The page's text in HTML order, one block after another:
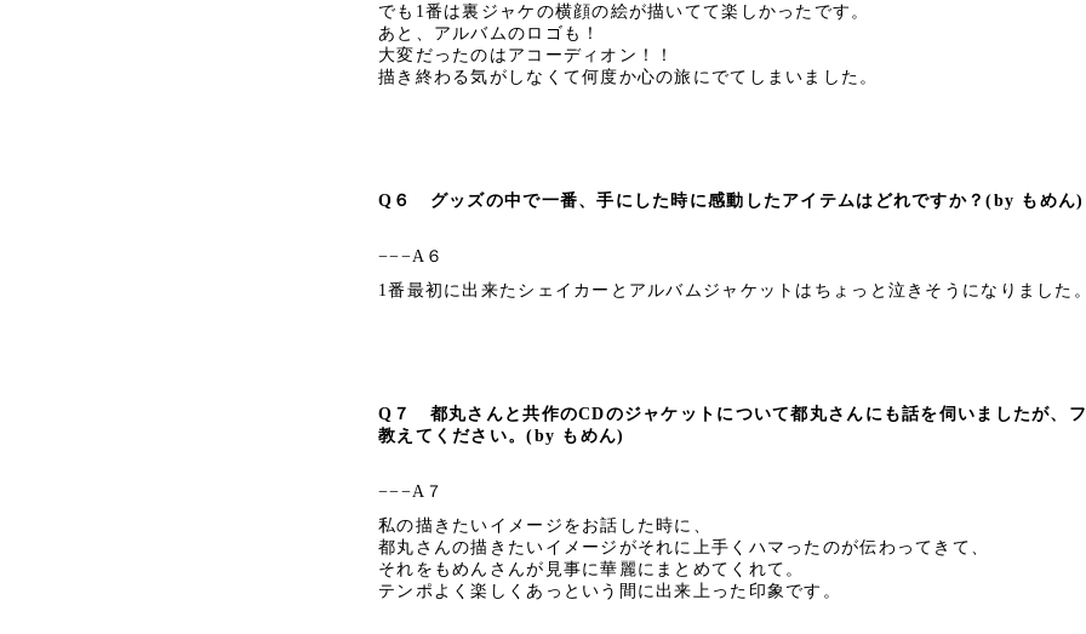
でも1番は裏ジャケの横顔の絵が描いてて楽しかったです。
あと、アルバムのロゴも！
大変だったのはアコーディオン！！
描き終わる気がしなくて何度か心の旅にでてしまいました。
Q６ グッズの中で一番、手にした時に感動したアイテムはどれですか？(by もめん)
−−−A６
1番最初に出来たシェイカーとアルバムジャケットはちょっと泣きそうになりました
Q７
都丸さんと共作のCDのジャケットについて都丸さんにも話を伺いましたが、
教えてください。(by もめん)
−−−A７
私の描きたいイメージをお話した時に、
都丸さんの描きたいイメージがそれに上手くハマったのが伝わってきて、
それをもめんさんが見事に華麗にまとめてくれて。
テンポよく楽しくあっという間に出来上った印象です。